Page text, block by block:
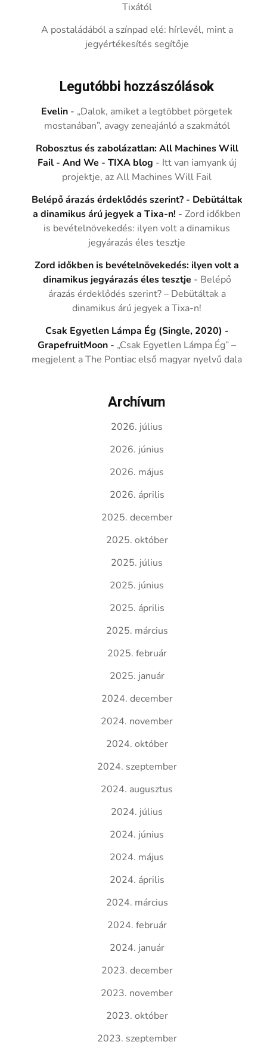
Tixától
A postaládából a színpad elé: hírlevél, mint a
jegyértékesítés segítője
Legutóbbi hozzászólások
Evelin - „Dalok, amiket a legtöbbet pörgetek
mostanában”, avagy zeneajánló a szakmától
Robosztus és zabolázatlan: All Machines Will
Fail - And We - TIXA blog - Itt van iamyank új
projektje, az All Machines Will Fail
Belépő árazás érdeklődés szerint? - Debütáltak
a dinamikus árú jegyek a Tixa-n! -Zord időkben
is bevételnövekedés: ilyen volt a dinamikus
jegyárazás éles tesztje
Zord időkben is bevételnövekedés: ilyen volt a
dinamikus jegyárazás éles tesztje - Belépő
árazás érdeklődés szerint? – Debütáltak a
dinamikus árú jegyek a Tixa-n!
Csak Egyetlen Lámpa Ég (Single, 2020) -
GrapefruitMoon - „Csak Egyetlen Lámpa Ég” –
megjelent a The Pontiac első magyar nyelvű dala
Archívum
2026. július
2026. június
2026. május
2026. április
2025. december
2025. október
2025. július
2025. június
2025. április
2025. március
2025. február
2025. január
2024. december
2024. november
2024. október
2024. szeptember
2024. augusztus
2024. július
2024. június
2024. május
2024. április
2024. március
2024. február
2024. január
2023. december
2023. november
2023. október
2023. szeptember